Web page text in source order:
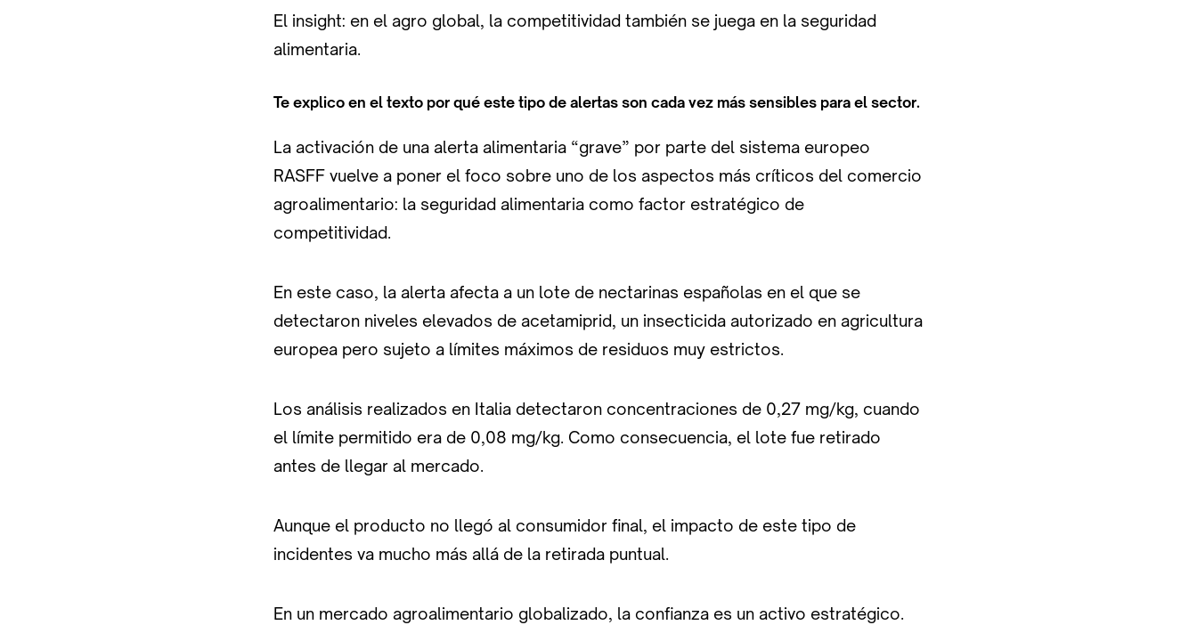
El insight: en el agro global, la competitividad también se juega en la seguridad
alimentaria.
Te explico en el texto por qué este tipo de alertas son cada vez más sensibles para el sector.
La activación de una alerta alimentaria “grave” por parte del sistema europeo
RASFF vuelve a poner el foco sobre uno de los aspectos más críticos del comercio
agroalimentario: la seguridad alimentaria como factor estratégico de
competitividad.
En este caso, la alerta afecta a un lote de nectarinas españolas en el que se
detectaron niveles elevados de acetamiprid, un insecticida autorizado en agricultura
europea pero sujeto a límites máximos de residuos muy estrictos.
Los análisis realizados en Italia detectaron concentraciones de 0,27 mg/kg, cuando
el límite permitido era de 0,08 mg/kg. Como consecuencia, el lote fue retirado
antes de llegar al mercado.
Aunque el producto no llegó al consumidor final, el impacto de este tipo de
incidentes va mucho más allá de la retirada puntual.
En un mercado agroalimentario globalizado, la confianza es un activo estratégico.